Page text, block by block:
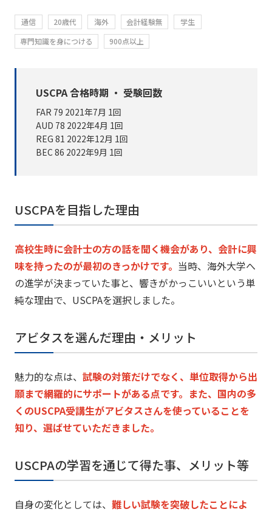
通信 20歳代 海外 会計経験無
学生
専門知識を身につける
900点以上
USCPA 合格時期 ・ 受験回数
FAR 79 2021年7月 1回
AUD 78 2022年4月 1回
REG 81 2022年12月 1回
BEC 86 2022年9月 1回
USCPAを目指した理由
高校生時に会計士の方の話を聞く機会があり、 会計に興
味を持ったのが最初のきっかけです。 当時、 海外大学へ
の進学が決まっていた事と、 響きがかっこいいという単
純な理由で、 USCPAを選択しました。
アビタスを選んだ理由・メリット
魅力的な点は、 試験の対策だけでなく、 単位取得から出
願まで網羅的にサポートがある点です。また、 国内の多
くのUSCPA受講生がアビタスさんを使っていることを
知り、選ばせていただきました。
USCPAの学習を通じて得た事、メリット等
自身の変化としては、 難しい試験を突破したことによ